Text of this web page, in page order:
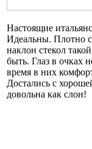
Настоящие
Идеальны. Плотно
наклон стекол
быть. Глаз в очках
время в них
Достались с
довольна как слон!